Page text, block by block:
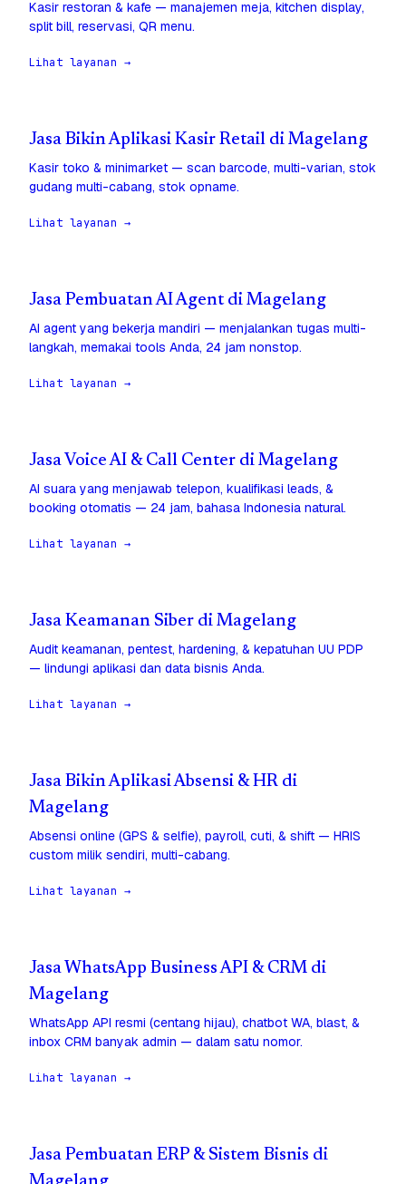
Kasir restoran & kafe — manajemen meja, kitchen display,
split bill, reservasi, QR menu.
Lihat layanan →
Jasa Bikin Aplikasi Kasir Retail di Magelang
Kasir toko & minimarket — scan barcode, multi-varian, stok
gudang multi-cabang, stok opname.
Lihat layanan →
Jasa Pembuatan AI Agent di Magelang
AI agent yang bekerja mandiri — menjalankan tugas multi-
langkah, memakai tools Anda, 24 jam nonstop.
Lihat layanan →
Jasa Voice AI & Call Center di Magelang
AI suara yang menjawab telepon, kualifikasi leads, &
booking otomatis — 24 jam, bahasa Indonesia natural.
Lihat layanan →
Jasa Keamanan Siber di Magelang
Audit keamanan, pentest, hardening, & kepatuhan UU PDP
— lindungi aplikasi dan data bisnis Anda.
Lihat layanan →
Jasa Bikin Aplikasi Absensi & HR di
Magelang
Absensi online (GPS & selfie), payroll, cuti, & shift — HRIS
custom milik sendiri, multi-cabang.
Lihat layanan →
Jasa WhatsApp Business API & CRM di
Magelang
WhatsApp API resmi (centang hijau), chatbot WA, blast, &
inbox CRM banyak admin — dalam satu nomor.
Lihat layanan →
Jasa Pembuatan ERP & Sistem Bisnis di